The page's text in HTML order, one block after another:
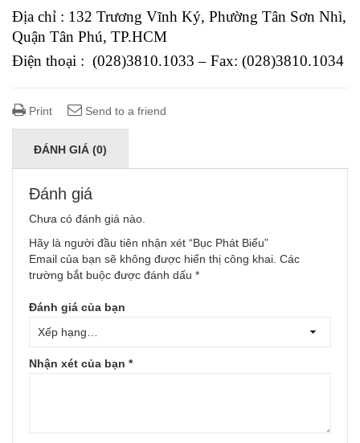
Địa chỉ : 132 Trương Vĩnh Ký, Phường Tân Sơn Nhì,
Quận Tân Phú, TP.HCM
Điện thoại : (028)3810.1033 – Fax: (028)3810.1034
Print Send to a friend
ĐÁNH GIÁ (0)
Đánh giá
Chưa có đánh giá nào.
Hãy là người đầu tiên nhận xét “Bục Phát Biểu”
Email của bạn sẽ không được hiển thị công khai. Các
trường bắt buộc được đánh dấu *
Đánh giá của bạn
Nhận xét của bạn *